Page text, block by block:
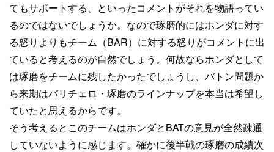
てもサポートする、といったコメントがそれを物語ってい
るのではないでしょうか。なので琢磨的にはホンダに対す
る怒りよりもチーム（BAR）に対する怒りがコメントに出
ていると考えるのが自然でしょう。何故ならホンダとして
は琢磨をチームに残したかったでしょうし、バトン問題か
ら来期はバリチェロ・琢磨のラインナップを本当は希望し
ていたと思えるからです。
そう考えるとこのチームはホンダとBATの意見が全然疎通
していないように感じます。確かに後半戦の琢磨の成績次